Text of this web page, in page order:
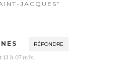
JACQUES”
RÉPONDRE
13 h 07 min